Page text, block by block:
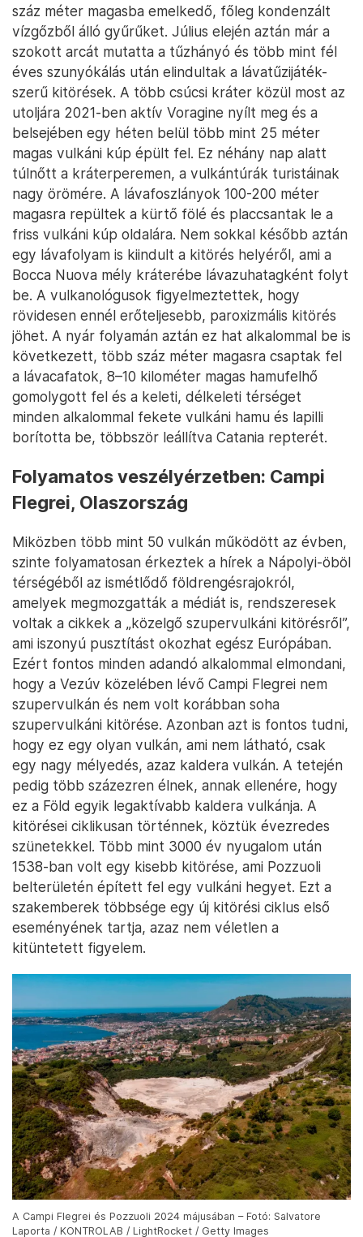
száz méter magasba emelkedő, főleg kondenzált
vízgőzből álló gyűrűket. Július elején aztán már a
szokott arcát mutatta a tűzhányó és több mint fél
éves szunyókálás után elindultak a lávatűzijáték-
szerű kitörések. A több csúcsi kráter közül most az
utoljára 2021-ben aktív Voragine nyílt meg és a
belsejében egy héten belül több mint 25 méter
magas vulkáni kúp épült fel. Ez néhány nap alatt
túlnőtt a kráterperemen, a vulkántúrák turistáinak
nagy örömére. A lávafoszlányok 100-200 méter
magasra repültek a kürtő fölé és placcsantak le a
friss vulkáni kúp oldalára. Nem sokkal később aztán
egy lávafolyam is kiindult a kitörés helyéről, ami a
Bocca Nuova mély kráterébe lávazuhatagként folyt
be. A vulkanológusok figyelmeztettek, hogy
rövidesen ennél erőteljesebb, paroxizmális kitörés
jöhet. A nyár folyamán aztán ez hat alkalommal be is
következett, több száz méter magasra csaptak fel
a lávacafatok, 8–10 kilométer magas hamufelhő
gomolygott fel és a keleti, délkeleti térséget
minden alkalommal fekete vulkáni hamu és lapilli
borította be, többször leállítva Catania repterét.
Folyamatos veszélyérzetben: Campi
Flegrei, Olaszország
Miközben több mint 50 vulkán működött az évben,
szinte folyamatosan érkeztek a hírek a Nápolyi-öböl
térségéből az ismétlődő földrengésrajokról,
amelyek megmozgatták a médiát is, rendszeresek
voltak a cikkek a „közelgő szupervulkáni kitörésről”,
ami iszonyú pusztítást okozhat egész Európában.
Ezért fontos minden adandó alkalommal elmondani,
hogy a Vezúv közelében lévő Campi Flegrei nem
szupervulkán és nem volt korábban soha
szupervulkáni kitörése. Azonban azt is fontos tudni,
hogy ez egy olyan vulkán, ami nem látható, csak
egy nagy mélyedés, azaz kaldera vulkán. A tetején
pedig több százezren élnek, annak ellenére, hogy
ez a Föld egyik legaktívabb kaldera vulkánja. A
kitörései ciklikusan történnek, köztük évezredes
szünetekkel. Több mint 3000 év nyugalom után
1538-ban volt egy kisebb kitörése, ami Pozzuoli
belterületén épített fel egy vulkáni hegyet. Ezt a
szakemberek többsége egy új kitörési ciklus első
eseményének tartja, azaz nem véletlen a
kitüntetett figyelem.
A Campi Flegrei és Pozzuoli 2024 májusában – Fotó: Salvatore
Laporta / KONTROLAB / LightRocket / Getty Images